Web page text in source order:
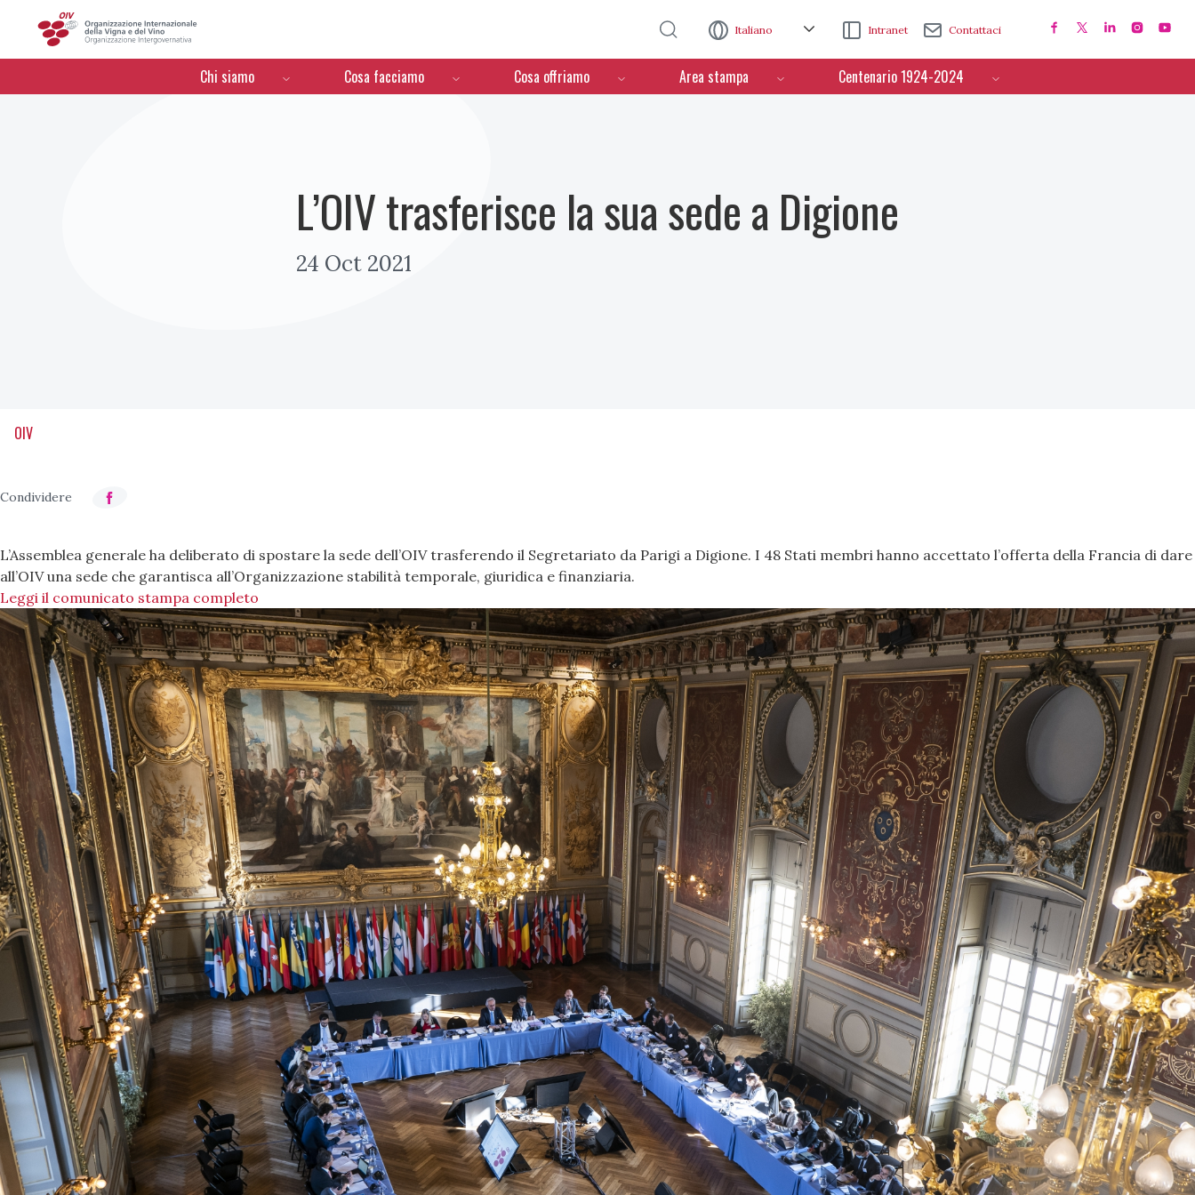
Italiano Intranet Contattaci
Menú de navegación
Chi siamo Cosa facciamo Cosa offriamo Area stampa Centenario 1924-2024
L’OIV trasferisce la sua sede a Digione
24 Oct 2021
OIV
L’Assemblea generale ha deliberato di spostare la sede dell’OIV trasferendo il Segretariato da Parigi a Digione. I 48 Stati membri hanno accettato l’offerta della Francia di dare
all’OIV una sede che garantisca all’Organizzazione stabilità temporale, giuridica e finanziaria.
Leggi il comunicato stampa completo